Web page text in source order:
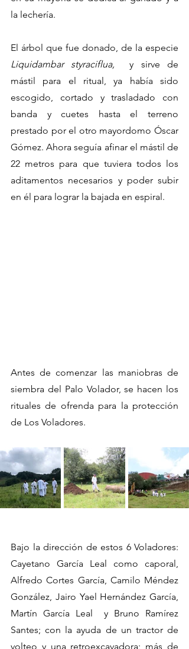
la lechería.
Liquidambar styraciflua,
y sirve de
mástil para el ritual, ya había sido
escogido, cortado y trasladado con
banda y cuetes hasta el terreno
prestado por el otro mayordomo Óscar
Gómez. Ahora seguía afinar el mástil de
22 metros para que tuviera todos los
aditamentos necesarios y poder subir
en él para lograr la bajada en espiral.
Antes de comenzar las maniobras de
siembra del Palo Volador, se hacen los
rituales de ofrenda para la protección
de Los Voladores.
Bajo la dirección de estos 6 Voladores:
Cayetano García Leal como caporal,
Alfredo Cortes García, Camilo Méndez
González, Jairo Yael Hernández García,
Martín García Leal  y Bruno Ramírez
Santes; con la ayuda de un tractor de
volteo y una retroexcavadora; más de